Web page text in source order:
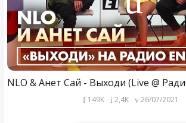
NLO & Анет Сай - Выходи (Live @
149K 2,4K 26/07/2021